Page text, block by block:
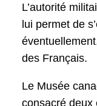
L’autorité
lui permet de
des Français.
Le Musée
consacré deux